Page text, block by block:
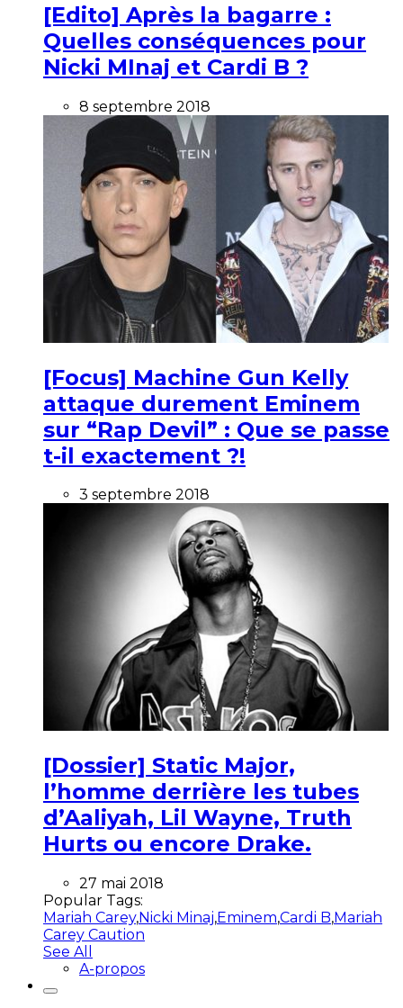
[Edito] Après la bagarre :
Quelles conséquences pour
Nicki MInaj et Cardi B ?
8 septembre 2018
[Focus] Machine Gun Kelly
attaque durement Eminem
sur “Rap Devil” : Que se passe
t-il exactement ?!
3 septembre 2018
[Dossier] Static Major,
l’homme derrière les tubes
d’Aaliyah, Lil Wayne, Truth
Hurts ou encore Drake.
27 mai 2018
Popular Tags:
Mariah Carey,Nicki Minaj,Eminem,Cardi B,Mariah
Carey Caution
See All
A-propos